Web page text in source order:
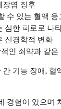
장염 징후
수 있는 혈액 응
심한 피로로 나
신경학적 변화
인 쇠약과 같은
기능 장애,
경험이 있으며